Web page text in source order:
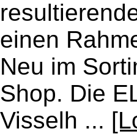
einen
Neu im
Shop. Die
Visselh ...